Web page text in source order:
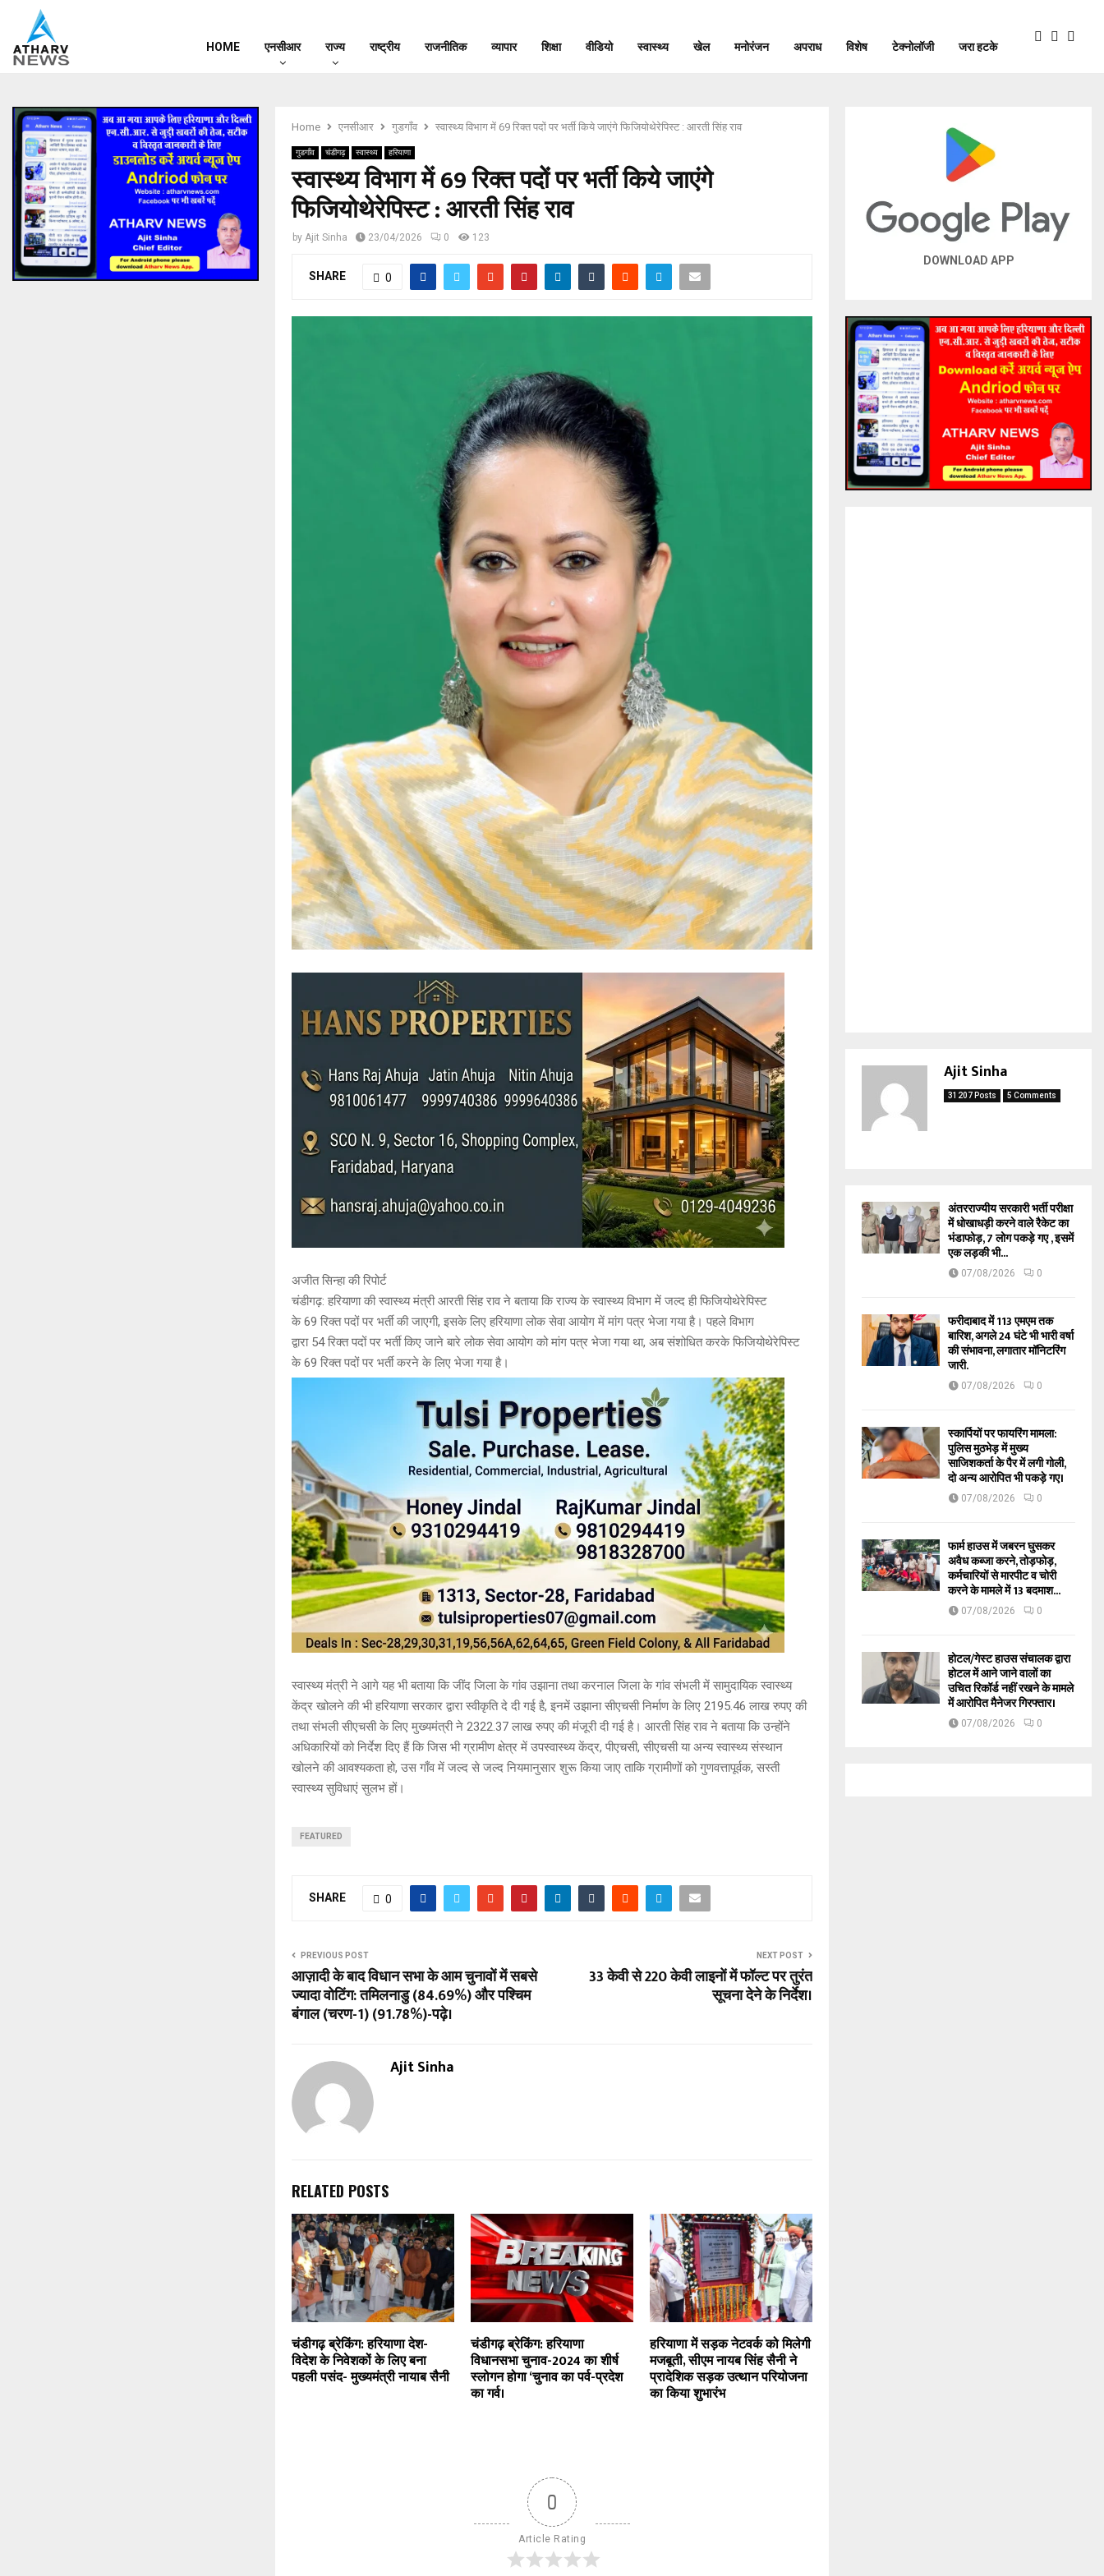
HOME एनसीआर राज्य राष्ट्रीय राजनीतिक व्यापार शिक्षा वीडियो स्वास्थ्य खेल मनोरंजन अपराध विशेष टेक्नोलॉजी जरा हटके
Home एनसीआर गुडगाँव स्वास्थ्य विभाग में 69 रिक्त पदों पर भर्ती किये जाएंगे फिजियोथेरेपिस्ट : आरती सिंह राव
गुडगाँव चंडीगढ़ स्वास्थ्य हरियाणा
स्वास्थ्य विभाग में 69 रिक्त पदों पर भर्ती किये जाएंगे
फिजियोथेरेपिस्ट : आरती सिंह राव
by Ajit Sinha 23/04/2026 0 123
SHARE 0
अजीत सिन्हा की रिपोर्ट
चंडीगढ़: हरियाणा की स्वास्थ्य मंत्री आरती सिंह राव ने बताया कि राज्य के स्वास्थ्य विभाग में जल्द ही फिजियोथेरेपिस्ट
के 69 रिक्त पदों पर भर्ती की जाएगी, इसके लिए हरियाणा लोक सेवा आयोग में मांग पत्र भेजा गया है। पहले विभाग
द्वारा 54 रिक्त पदों पर भर्ती किए जाने बारे लोक सेवा आयोग को मांग पत्र भेजा गया था, अब संशोधित करके फिजियोथेरेपिस्ट
के 69 रिक्त पदों पर भर्ती करने के लिए भेजा गया है।
स्वास्थ्य मंत्री ने आगे यह भी बताया कि जींद जिला के गांव उझाना तथा करनाल जिला के गांव संभली में सामुदायिक स्वास्थ्य
केंद्र खोलने की भी हरियाणा सरकार द्वारा स्वीकृति दे दी गई है, इनमें उझाना सीएचसी निर्माण के लिए 2195.46 लाख रुपए की
तथा संभली सीएचसी के लिए मुख्यमंत्री ने 2322.37 लाख रुपए की मंजूरी दी गई है। आरती सिंह राव ने बताया कि उन्होंने
अधिकारियों को निर्देश दिए हैं कि जिस भी ग्रामीण क्षेत्र में उपस्वास्थ्य केंद्र, पीएचसी, सीएचसी या अन्य स्वास्थ्य संस्थान
खोलने की आवश्यकता हो, उस गाँव में जल्द से जल्द नियमानुसार शुरू किया जाए ताकि ग्रामीणों को गुणवत्तापूर्वक, सस्ती
स्वास्थ्य सुविधाएं सुलभ हों।
FEATURED
SHARE 0
PREVIOUS POST
आज़ादी के बाद विधान सभा के आम चुनावों में सबसे
ज्यादा वोटिंग: तमिलनाडु (84.69%) और पश्चिम
बंगाल (चरण-1) (91.78%)-पढ़े।
NEXT POST
33 केवी से 220 केवी लाइनों में फॉल्ट पर तुरंत
सूचना देने के निर्देश।
Ajit Sinha
RELATED POSTS
चंडीगढ़ ब्रेकिंग: हरियाणा देश-
विदेश के निवेशकों के लिए बना
पहली पसंद- मुख्यमंत्री नायाब सैनी
चंडीगढ़ ब्रेकिंग: हरियाणा
विधानसभा चुनाव-2024 का शीर्ष
स्लोगन होगा ‘चुनाव का पर्व-प्रदेश
का गर्व।
हरियाणा में सड़क नेटवर्क को मिलेगी
मजबूती, सीएम नायब सिंह सैनी ने
प्रादेशिक सड़क उत्थान परियोजना
का किया शुभारंभ
0
Article Rating
DOWNLOAD APP
Ajit Sinha
31207 Posts 5 Comments
अंतरराज्यीय सरकारी भर्ती परीक्षा
में धोखाधड़ी करने वाले रैकेट का
भंडाफोड़, 7 लोग पकड़े गए , इसमें
एक लड़की भी...
07/08/2026 0
फरीदाबाद में 113 एमएम तक
बारिश, अगले 24 घंटे भी भारी वर्षा
की संभावना, लगातार मॉनिटरिंग
जारी.
07/08/2026 0
स्कार्पियों पर फायरिंग मामला:
पुलिस मुठभेड़ में मुख्य
साजिशकर्ता के पैर में लगी गोली,
दो अन्य आरोपित भी पकड़े गए।
07/08/2026 0
फार्म हाउस में जबरन घुसकर
अवैध कब्जा करने, तोड़फोड़,
कर्मचारियों से मारपीट व चोरी
करने के मामले में 13 बदमाश...
07/08/2026 0
होटल/गेस्ट हाउस संचालक द्वारा
होटल में आने जाने वालों का
उचित रिकॉर्ड नहीं रखने के मामले
में आरोपित मैनेजर गिरफ्तार।
07/08/2026 0